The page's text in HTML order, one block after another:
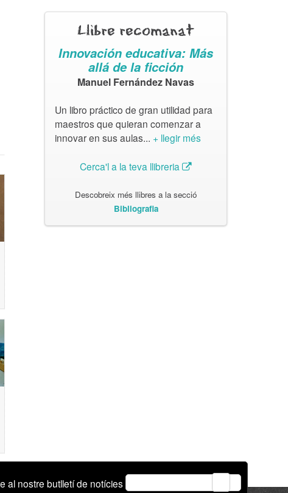
Llibre recomanat
Innovación educativa: Más
allá de la ficción
Manuel Fernández Navas
Un libro práctico de gran utilidad para
maestros que quieran comenzar a
innovar en sus aulas... + llegir més
Cerca'l a la teva llibreria
Descobreix més llibres a la secció
Bibliografia
al nostre butlletí de notícies